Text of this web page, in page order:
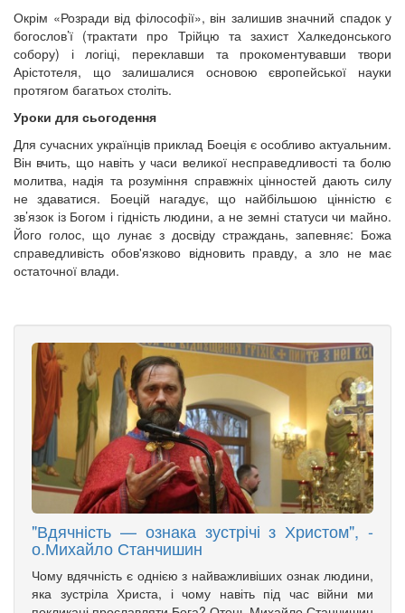
Окрім «Розради від філософії», він залишив значний спадок у
богослов’ї (трактати про Трійцю та захист Халкедонського
собору) і логіці, переклавши та прокоментувавши твори
Арістотеля, що залишалися основою європейської науки
протягом багатьох століть.
Уроки для сьогодення
Для сучасних українців приклад Боеція є особливо актуальним.
Він вчить, що навіть у часи великої несправедливості та болю
молитва, надія та розуміння справжніх цінностей дають силу
не здаватися. Боецій нагадує, що найбільшою цінністю є
зв’язок із Богом і гідність людини, а не земні статуси чи майно.
Його голос, що лунає з досвіду страждань, запевняє: Божа
справедливість обов'язково відновить правду, а зло не має
остаточної влади.
"Вдячність — ознака зустрічі з Христом", -
о.Михайло Станчишин
Чому вдячність є однією з найважливіших ознак людини,
яка зустріла Христа, і чому навіть під час війни ми